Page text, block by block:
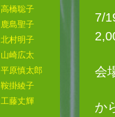
高橋聡子
鹿島聖子
北村明子
山崎広太
平原慎太郎
鞍掛綾子
工藤丈輝
7/
会
か